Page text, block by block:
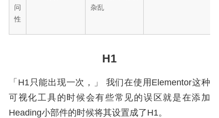
问
性
杂乱
H1
「H1只能出现一次，」 我们在使用Elementor这种
可视化工具的时候会有些常见的误区就是在添加
Heading小部件的时候将其设置成了H1。